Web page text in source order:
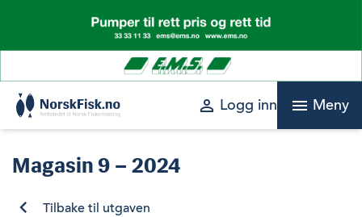
content
perm_identity Logg inn menu Meny
Magasin9 – 2024
Tilbake til utgaven